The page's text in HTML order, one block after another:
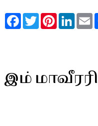
FacebookTwitterPinterest
இம்